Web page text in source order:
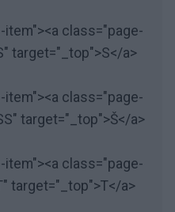
item"><a class="page-
target="_top">S</a>
item"><a class="page-
target="_top">Š</a>
item"><a class="page-
target="_top">T</a>